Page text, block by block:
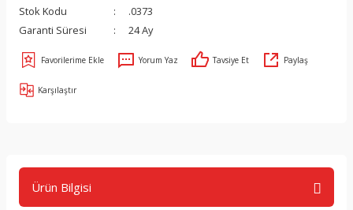
Stok Kodu
.0373
Garanti Süresi
24 Ay
Yorum Yaz Tavsiye Et Paylaş
Karşılaştır
Ürün Bilgisi